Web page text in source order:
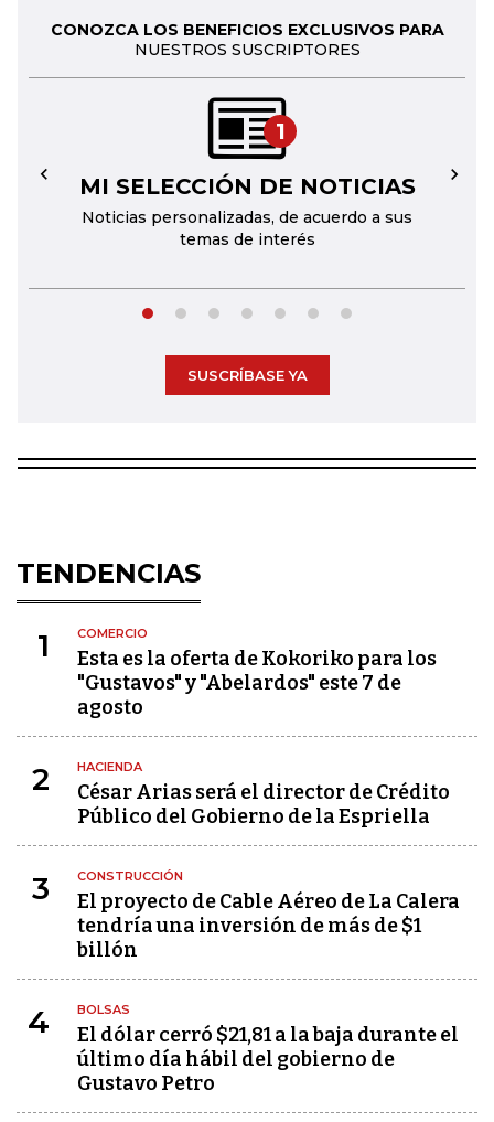
CONOZCA LOS BENEFICIOS EXCLUSIVOS PARA
NUESTROS SUSCRIPTORES
1
MI SELECCIÓN DE NOTICIAS
Noticias personalizadas, de acuerdo a sus
temas de interés
← →
SUSCRÍBASE YA
TENDENCIAS
1 COMERCIO
Esta es la oferta de Kokoriko para los
"Gustavos" y "Abelardos" este 7 de
agosto
2 HACIENDA
César Arias será el director de Crédito
Público del Gobierno de la Espriella
3 CONSTRUCCIÓN
El proyecto de Cable Aéreo de La Calera
tendría una inversión de más de $1
billón
4 BOLSAS
El dólar cerró $21,81 a la baja durante el
último día hábil del gobierno de
Gustavo Petro